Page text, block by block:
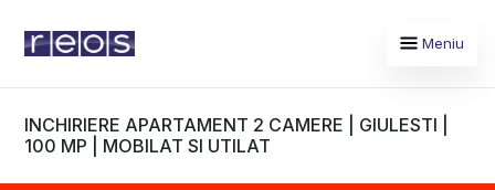
Meniu
INCHIRIERE APARTAMENT 2 CAMERE | GIULESTI |
100 MP | MOBILAT SI UTILAT